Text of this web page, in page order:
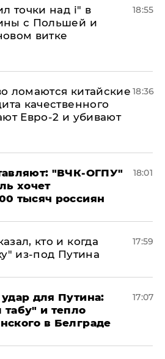
точки над і" в
с Польшей и
витке
18:55
ломаются китайские
качественного
Евро-2 и убивают
18:36
"ВЧК-ОГПУ"
хочет
тысяч россиян
18:01
кто и когда
из-под Путина
17:59
для Путина:
и тепло
в Белграде
17:07